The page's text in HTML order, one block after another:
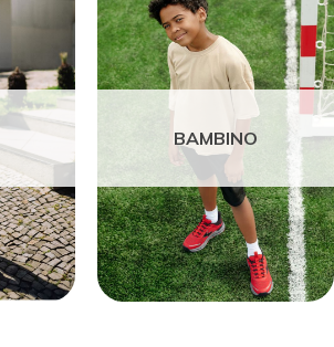
BAMBINO